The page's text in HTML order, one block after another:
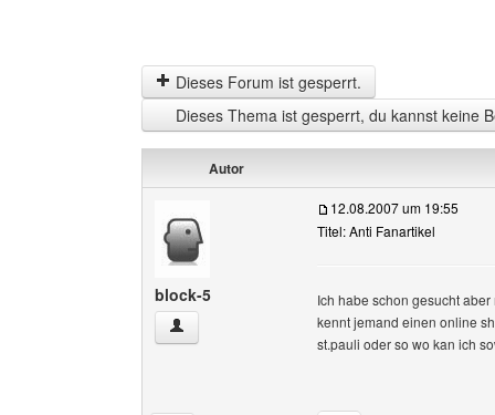
Dieses Forum ist gesperrt.
Dieses Thema ist gesperrt, du kannst keine
Autor
block-5
block-5 Benutzer-Profile anzeigen
12.08.2007 um 19:55
Titel: Anti Fanartikel
Ich habe schon gesucht
kennt jemand einen online
st.pauli oder so wo kan ich